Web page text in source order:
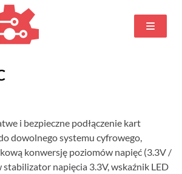
i bezpieczne podłączenie kart
dowolnego systemu cyfrowego,
konwersję poziomów napięć (3.3V /
napięcia 3.3V, wskaźnik LED